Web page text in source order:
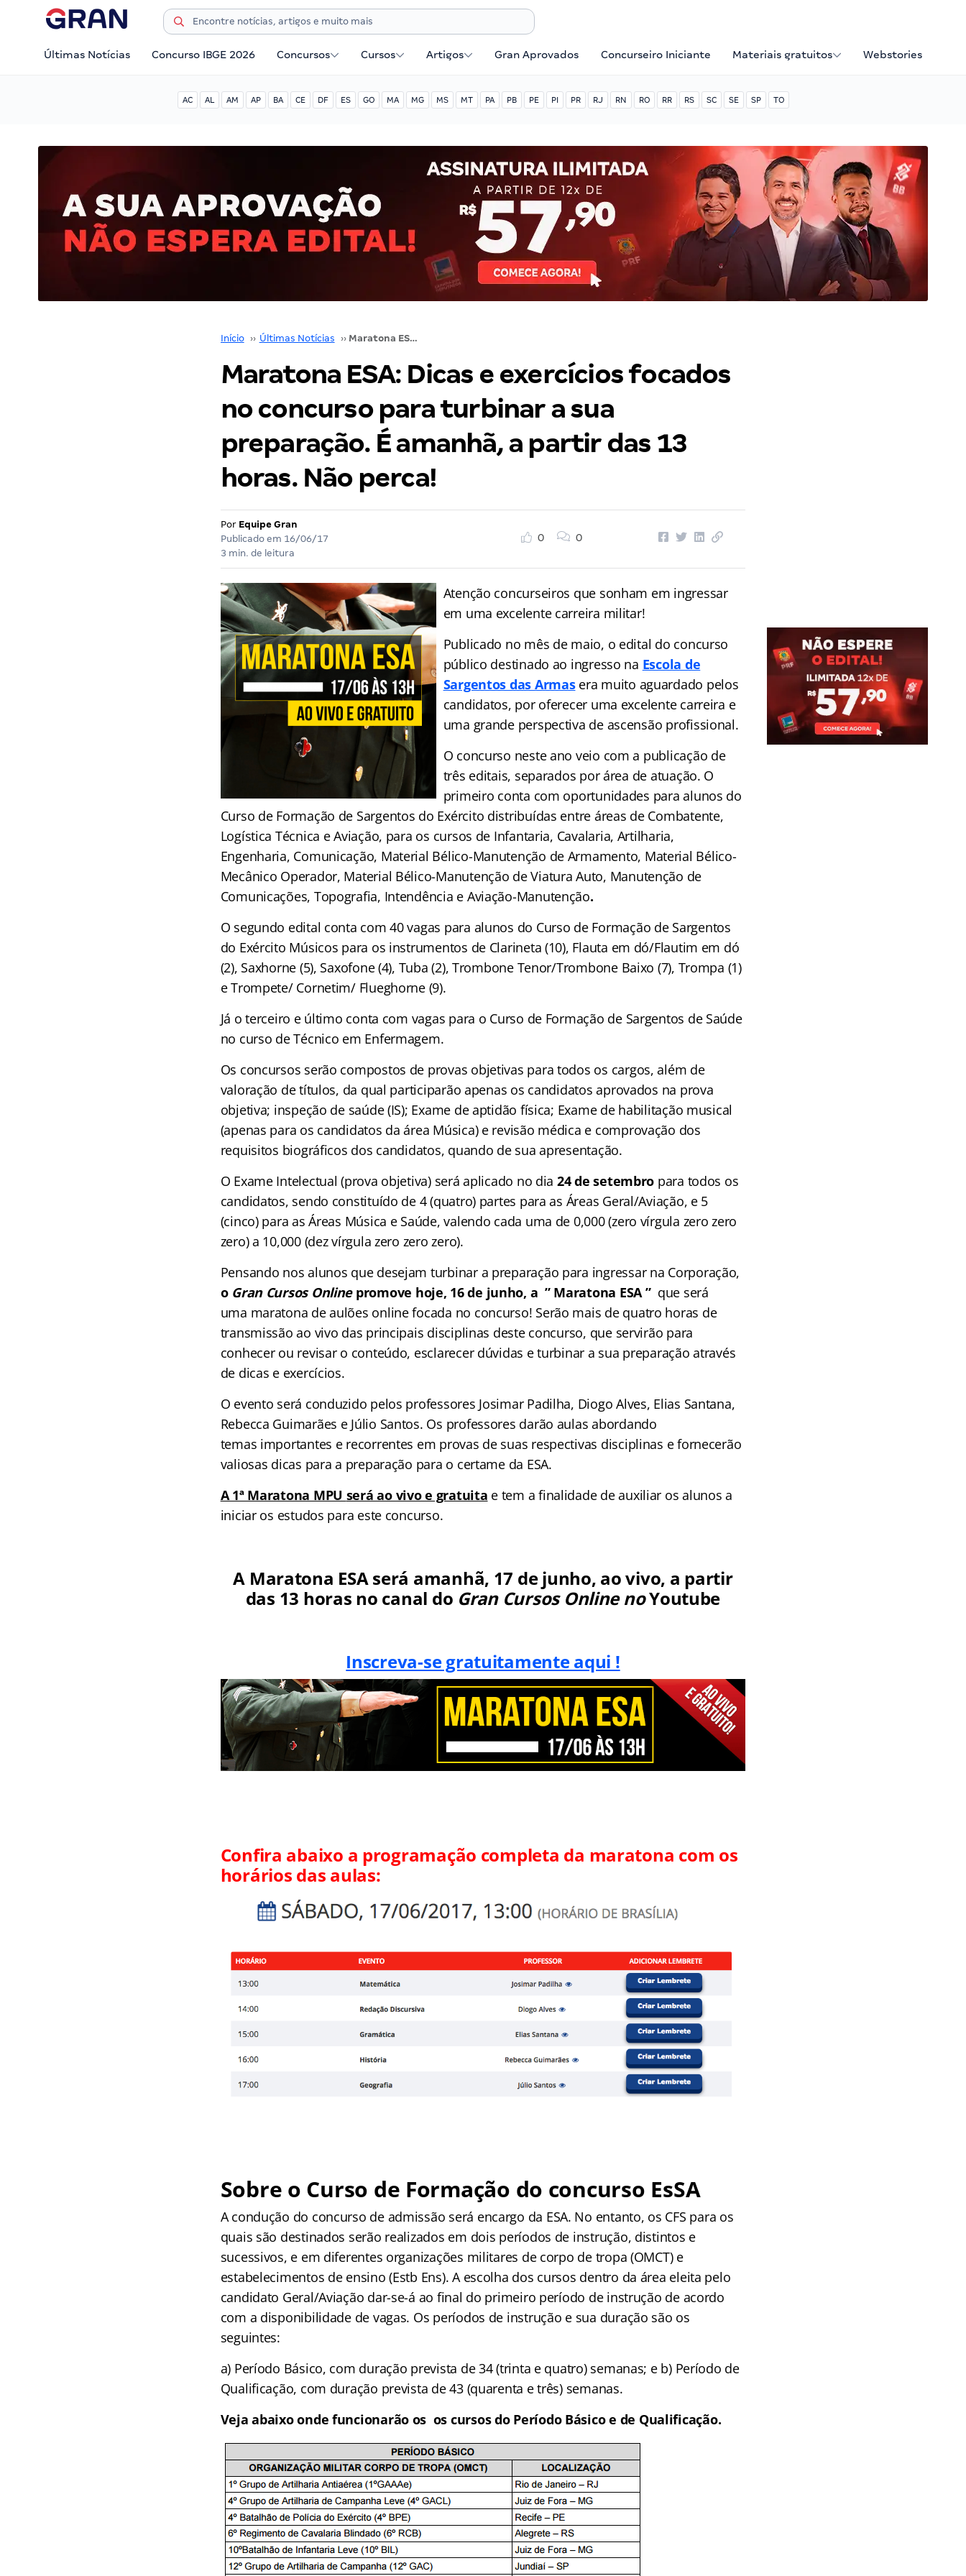
Últimas Notícias Concurso IBGE 2026 Concursos Cursos Artigos Gran Aprovados Concurseiro Iniciante Materiais gratuitos Webstories
AC AL AM AP BA CE DF ES GO MA MG MS MT PA PB PE PI PR RJ RN RO RR RS SC SE SP TO
Início ›› Últimas Notícias ›› Maratona ESA: Dicas e exercícios focados no concurso para turbinar a sua preparação. É amanhã, a partir das 13 horas. Não perca!
Maratona ESA: Dicas e exercícios focados
no concurso para turbinar a sua
preparação. É amanhã, a partir das 13
horas. Não perca!
Por Equipe Gran
Publicado em 16/06/17
3 min. de leitura
0 0
Atenção concurseiros que sonham em ingressar
em uma excelente carreira militar!
Publicado no mês de maio, o edital do concurso
público destinado ao ingresso na Escola de
Sargentos das Armas era muito aguardado pelos
candidatos, por oferecer uma excelente carreira e
uma grande perspectiva de ascensão profissional.
O concurso neste ano veio com a publicação de
três editais, separados por área de atuação. O
primeiro conta com oportunidades para alunos do
Curso de Formação de Sargentos do Exército distribuídas entre áreas de Combatente,
Logística Técnica e Aviação, para os cursos de Infantaria, Cavalaria, Artilharia,
Engenharia, Comunicação, Material Bélico-Manutenção de Armamento, Material Bélico-
Mecânico Operador, Material Bélico-Manutenção de Viatura Auto, Manutenção de
Comunicações, Topografia, Intendência e Aviação-Manutenção.
O segundo edital conta com 40 vagas para alunos do Curso de Formação de Sargentos
do Exército Músicos para os instrumentos de Clarineta (10), Flauta em dó/Flautim em dó
(2), Saxhorne (5), Saxofone (4), Tuba (2), Trombone Tenor/Trombone Baixo (7), Trompa (1)
e Trompete/ Cornetim/ Flueghorne (9).
Já o terceiro e último conta com vagas para o Curso de Formação de Sargentos de Saúde
no curso de Técnico em Enfermagem.
Os concursos serão compostos de provas objetivas para todos os cargos, além de
valoração de títulos, da qual participarão apenas os candidatos aprovados na prova
objetiva; inspeção de saúde (IS); Exame de aptidão física; Exame de habilitação musical
(apenas para os candidatos da área Música) e revisão médica e comprovação dos
requisitos biográficos dos candidatos, quando de sua apresentação.
O Exame Intelectual (prova objetiva) será aplicado no dia 24 de setembro para todos os
candidatos, sendo constituído de 4 (quatro) partes para as Áreas Geral/Aviação, e 5
(cinco) para as Áreas Música e Saúde, valendo cada uma de 0,000 (zero vírgula zero zero
zero) a 10,000 (dez vírgula zero zero zero).
Pensando nos alunos que desejam turbinar a preparação para ingressar na Corporação,
o Gran Cursos Onlinepromove hoje, 16 de junho, a ” Maratona ESA ” que será
uma maratona de aulões online focada no concurso! Serão mais de quatro horas de
transmissão ao vivo das principais disciplinas deste concurso, que servirão para
conhecer ou revisar o conteúdo, esclarecer dúvidas e turbinar a sua preparação através
de dicas e exercícios.
O evento será conduzido pelos professores Josimar Padilha, Diogo Alves, Elias Santana,
Rebecca Guimarães e Júlio Santos. Os professores darão aulas abordando
temas importantes e recorrentes em provas de suas respectivas disciplinas e fornecerão
valiosas dicas para a preparação para o certame da ESA.
A 1ª Maratona MPU será ao vivo e gratuita e tem a finalidade de auxiliar os alunos a
iniciar os estudos para este concurso.
A Maratona ESA será amanhã, 17 de junho, ao vivo, a partir
das 13 horas no canal do Gran Cursos Online noYoutube
Inscreva-se gratuitamente aqui !
Confira abaixo a programação completa da maratona com os
horários das aulas:
Sobre o Curso de Formação do concurso EsSA
A condução do concurso de admissão será encargo da ESA. No entanto, os CFS para os
quais são destinados serão realizados em dois períodos de instrução, distintos e
sucessivos, e em diferentes organizações militares de corpo de tropa (OMCT) e
estabelecimentos de ensino (Estb Ens). A escolha dos cursos dentro da área eleita pelo
candidato Geral/Aviação dar-se-á ao final do primeiro período de instrução de acordo
com a disponibilidade de vagas. Os períodos de instrução e sua duração são os
seguintes:
a) Período Básico, com duração prevista de 34 (trinta e quatro) semanas; e b) Período de
Qualificação, com duração prevista de 43 (quarenta e três) semanas.
Veja abaixo onde funcionarão os os cursos do Período Básico e de Qualificação.